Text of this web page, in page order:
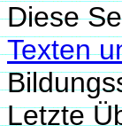
Diese
Texten
Letzte